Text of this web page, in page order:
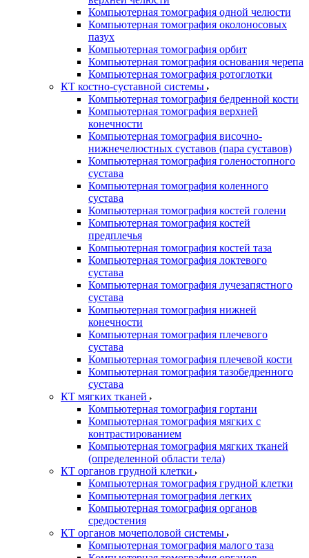
Компьютерная томография одной челюсти
Компьютерная томография околоносовых
пазух
Компьютерная томография орбит
Компьютерная томография основания черепа
Компьютерная томография ротоглотки
КТ костно-суставной системы
Компьютерная томография бедренной кости
Компьютерная томография верхней
конечности
Компьютерная томография височно-
нижнечелюстных суставов (пара суставов)
Компьютерная томография голеностопного
сустава
Компьютерная томография коленного
сустава
Компьютерная томография костей голени
Компьютерная томография костей
предплечья
Компьютерная томография костей таза
Компьютерная томография локтевого
сустава
Компьютерная томография лучезапястного
сустава
Компьютерная томография нижней
конечности
Компьютерная томография плечевого
сустава
Компьютерная томография плечевой кости
Компьютерная томография тазобедренного
сустава
КТ мягких тканей
Компьютерная томография гортани
Компьютерная томография мягких с
контрастированием
Компьютерная томография мягких тканей
(определенной области тела)
КТ органов грудной клетки
Компьютерная томография грудной клетки
Компьютерная томография легких
Компьютерная томография органов
средостения
КТ органов мочеполовой системы
Компьютерная томография малого таза